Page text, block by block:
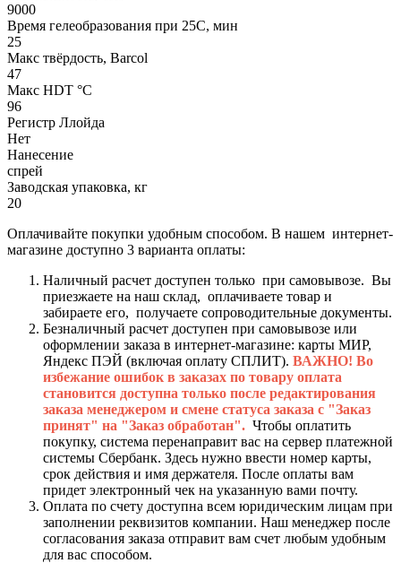
9000
Время гелеобразования при 25С, мин
25
Макс твёрдость, Barcol
47
Макс HDT °С
96
Регистр Ллойда
Нет
Нанесение
спрей
Заводская упаковка, кг
20
Оплачивайте покупки удобным способом. В нашем интернет-
магазине доступно 3 варианта оплаты:
Наличный расчет доступен только при самовывозе. Вы
приезжаете на наш склад, оплачиваете товар и
забираете его, получаете сопроводительные документы.
Безналичный расчет доступен при самовывозе или
оформлении заказа в интернет-магазине: карты МИР,
Яндекс ПЭЙ (включая оплату СПЛИТ). ВАЖНО! Во
избежание ошибок в заказах по товару оплата
становится доступна только после редактирования
заказа менеджером и смене статуса заказа с "Заказ
принят" на "Заказ обработан". Чтобы оплатить
покупку, система перенаправит вас на сервер платежной
системы Сбербанк. Здесь нужно ввести номер карты,
срок действия и имя держателя. После оплаты вам
придет электронный чек на указанную вами почту.
Оплата по счету доступна всем юридическим лицам при
заполнении реквизитов компании. Наш менеджер после
согласования заказа отправит вам счет любым удобным
для вас способом.